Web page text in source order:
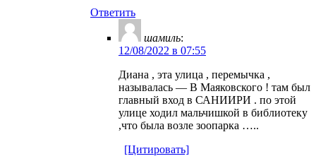
Ответить
шамиль:
12/08/2022 в 07:55
Диана , эта улица , перемычка ,
называлась — В Маяковского ! там был
главный вход в САНИИРИ . по этой
улице ходил мальчишкой в библиотеку
,что была возле зоопарка …..
[Цитировать]